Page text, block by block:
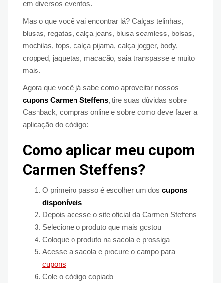
em diversos eventos.
Mas o que você vai encontrar lá? Calças telinhas,
blusas, regatas, calça jeans, blusa seamless, bolsas,
mochilas, tops, calça pijama, calça jogger, body,
cropped, jaquetas, macacão, saia transpasse e muito
mais.
Agora que você já sabe como aproveitar nossos
cupons Carmen Steffens, tire suas dúvidas sobre
Cashback, compras online e sobre como deve fazer a
aplicação do código:
Como aplicar meu cupom
Carmen Steffens?
O primeiro passo é escolher um dos cupons
disponíveis
Depois acesse o site oficial da Carmen Steffens
Selecione o produto que mais gostou
Coloque o produto na sacola e prossiga
Acesse a sacola e procure o campo para
cupons
Cole o código copiado